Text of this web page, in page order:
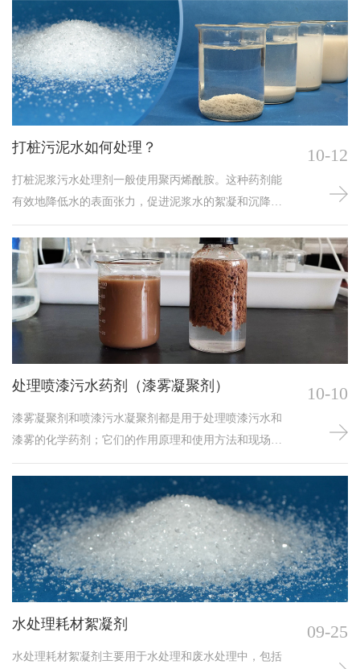
涂料中的溶剂和漆雾粒子从液相中分离出来，并将其凝
聚成易于处理的絮状物质的化学物质。在涂料制造和使
用过程中，会产生大量的废液，其中包含大量的溶剂和
漆雾粒子。这些废液如果直接排放，会对环境和人类健
康造成的危害。而漆雾凝聚剂可以将其中的溶剂和漆雾
粒子迅速地凝聚成团块，使其成为易于处理的絮状物
质，从而方便地进行处理和回收。
打桩污泥水如何处理？
打桩泥浆污水处理剂一般使用聚丙烯酰胺。这种药剂能
有效地降低水的表面张力，促进泥浆水的絮凝和沉降，
进而实现泥水分离；对于打桩产生的泥浆水出水一般泥
浆浓度很高，通过现场小实验来确定用量，泥浆污水处
理结合聚丙烯酰胺一般采用以下处理步骤：
10-12
处理喷漆污水药剂（漆雾凝聚剂）
漆雾凝聚剂和喷漆污水凝聚剂都是用于处理喷漆污水和
漆雾的化学药剂；它们的作用原理和使用方法和现场工
艺有关。 漆雾凝聚剂是一种用于处理喷漆废气的化学药
剂。它的作用原理是通过化学反应将漆雾中的有机物质
分解成小分子，同时形成具有凝聚作用的官能团，从而
促进漆雾中固体颗粒的凝聚和沉降。
10-10
水处理耗材絮凝剂
水处理耗材絮凝剂主要用于水处理和废水处理中，包括
09-25